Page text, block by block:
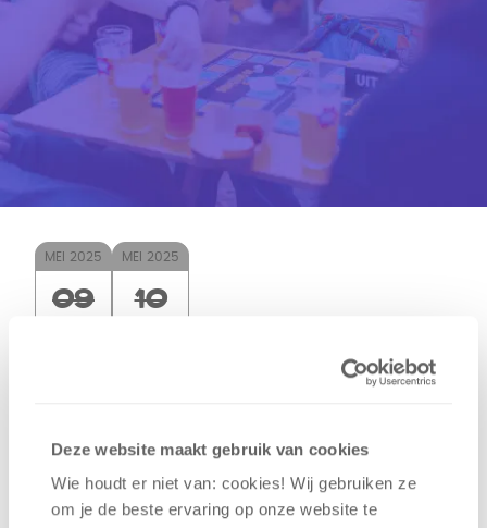
Deze website maakt gebruik van cookies
Wie houdt er niet van: cookies! Wij gebruiken ze
om je de beste ervaring op onze website te
MEI 2025
09
MEI 2025
10
TAPT Festival Amsterdam
Oost 2025